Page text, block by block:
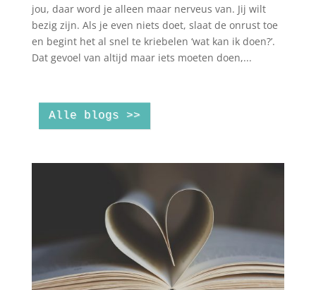
jou, daar word je alleen maar nerveus van. Jij wilt
bezig zijn. Als je even niets doet, slaat de onrust toe
en begint het al snel te kriebelen ‘wat kan ik doen?’.
Dat gevoel van altijd maar iets moeten doen,...
Alle blogs >>